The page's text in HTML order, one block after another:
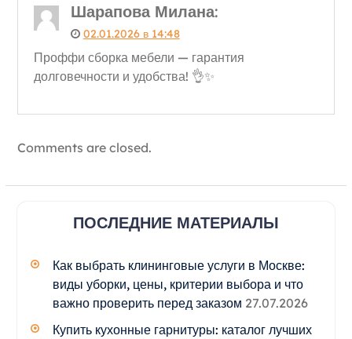
Шарапова Милана:
02.01.2026 в 14:48
Проффи сборка мебели — гарантия
долговечности и удобства! 👌✨
Comments are closed.
ПОСЛЕДНИЕ МАТЕРИАЛЫ
Как выбрать клининговые услуги в Москве:
виды уборки, цены, критерии выбора и что
важно проверить перед заказом 27.07.2026
Купить кухонные гарнитуры: каталог лучших